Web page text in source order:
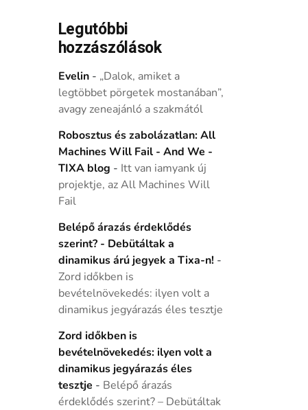
Legutóbbi
hozzászólások
Evelin- „Dalok, amiket a
legtöbbet pörgetek mostanában”,
avagy zeneajánló a szakmától
Robosztus és zabolázatlan: All
Machines Will Fail - And We -
TIXA blog - Itt van iamyank új
projektje, az All Machines Will
Fail
Belépő árazás érdeklődés
szerint? - Debütáltak a
dinamikus árú jegyek a Tixa-n! -
Zord időkben is
bevételnövekedés: ilyen volt a
dinamikus jegyárazás éles tesztje
Zord időkben is
bevételnövekedés: ilyen volt a
dinamikus jegyárazás éles
tesztje - Belépő árazás
érdeklődés szerint? – Debütáltak